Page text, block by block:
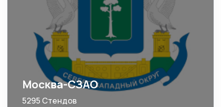
Москва-СЗАО
5295 Стендов